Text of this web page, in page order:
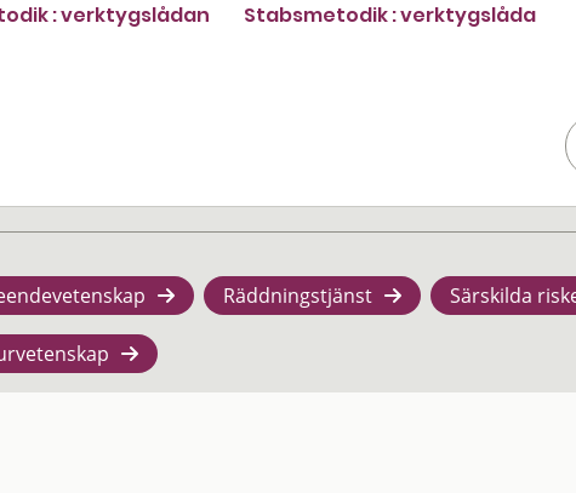
: verktygslådan Stabsmetodik : verktygslåda
Räddningstjänst Särskilda